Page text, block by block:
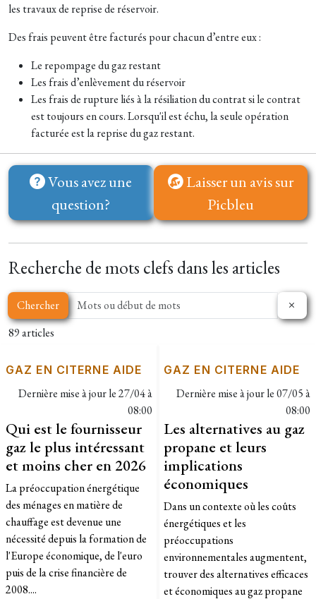
les travaux de reprise de réservoir.
Des frais peuvent être facturés pour chacun d’entre eux :
Le repompage du gaz restant
Les frais d’enlèvement du réservoir
Les frais de rupture liés à la résiliation du contrat si le contrat
est toujours en cours. Lorsqu'il est échu, la seule opération
facturée est la reprise du gaz restant.
Vous avez une
question?
Laisser un avis sur
Picbleu
Recherche de mots clefs dans les articles
Chercher
89 articles
GAZ EN CITERNE AIDE
Dernière mise à jour le27/04 à
08:00
Qui est le fournisseur
gaz le plus intéressant
et moins cher en 2026
La préoccupation énergétique
des ménages en matière de
chauffage est devenue une
nécessité depuis la formation de
l'Europe économique, de l'euro
puis de la crise financière de
2008....
GAZ EN CITERNE AIDE
Dernière mise à jour le07/05 à
08:00
Les alternatives au gaz
propane et leurs
implications
économiques
Dans un contexte où les coûts
énergétiques et les
préoccupations
environnementales augmentent,
trouver des alternatives efficaces
et économiques au gaz propane